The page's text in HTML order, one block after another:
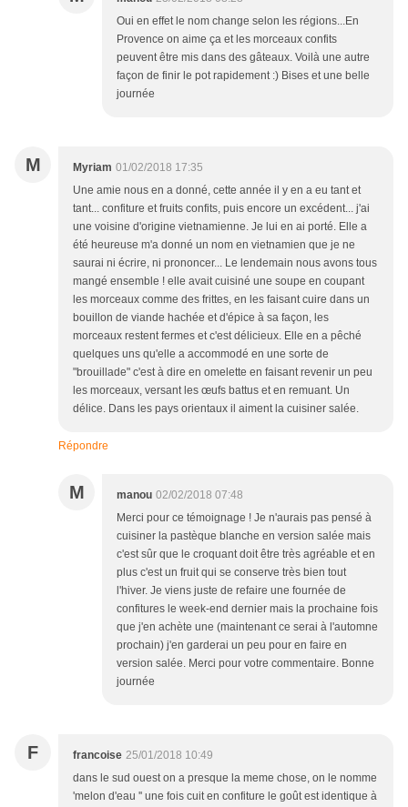
Oui en effet le nom change selon les régions...En
Provence on aime ça et les morceaux confits
peuvent être mis dans des gâteaux. Voilà une autre
façon de finir le pot rapidement :) Bises et une belle
journée
M Myriam 01/02/2018 17:35
Une amie nous en a donné, cette année il y en a eu tant et
tant... confiture et fruits confits, puis encore un excédent... j'ai
une voisine d'origine vietnamienne. Je lui en ai porté. Elle a
été heureuse m'a donné un nom en vietnamien que je ne
saurai ni écrire, ni prononcer... Le lendemain nous avons tous
mangé ensemble ! elle avait cuisiné une soupe en coupant
les morceaux comme des frittes, en les faisant cuire dans un
bouillon de viande hachée et d'épice à sa façon, les
morceaux restent fermes et c'est délicieux. Elle en a pêché
quelques uns qu'elle a accommodé en une sorte de
"brouillade" c'est à dire en omelette en faisant revenir un peu
les morceaux, versant les œufs battus et en remuant. Un
délice. Dans les pays orientaux il aiment la cuisiner salée.
Répondre
M manou 02/02/2018 07:48
Merci pour ce témoignage ! Je n'aurais pas pensé à
cuisiner la pastèque blanche en version salée mais
c'est sûr que le croquant doit être très agréable et en
plus c'est un fruit qui se conserve très bien tout
l'hiver. Je viens juste de refaire une fournée de
confitures le week-end dernier mais la prochaine fois
que j'en achète une (maintenant ce serai à l'automne
prochain) j'en garderai un peu pour en faire en
version salée. Merci pour votre commentaire. Bonne
journée
F francoise 25/01/2018 10:49
dans le sud ouest on a presque la meme chose, on le nomme
'melon d'eau '' une fois cuit en confiture le goût est identique à